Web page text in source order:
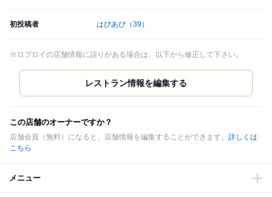
初投稿者 はぴあぴ（39）
※ロブロイの店舗情報に誤りがある場合は、以下から修正して下さい。
この店舗のオーナーですか？
店舗会員（無料）になると、店舗情報を編集することができます。 詳しくは
こちら
メニュー